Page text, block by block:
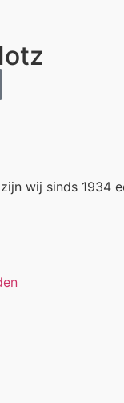
wij sinds 1934